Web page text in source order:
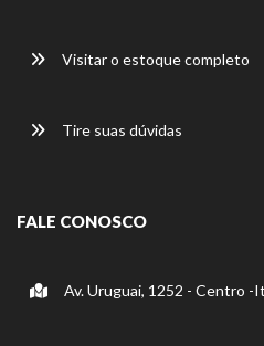
Visitar o estoque completo
Tire suas dúvidas
FALE CONOSCO
Av. Uruguai, 1252 - Centro -